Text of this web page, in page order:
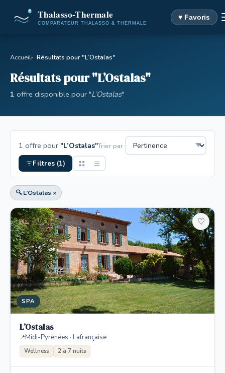
♥ Favoris
Accueil Résultats pour "L’Ostalas"
Résultats pour "L’Ostalas"
1 offre disponible pour "L’Ostalas"
1 offre pour "L’Ostalas"Trier par
Filtres (1)
🔍 L’Ostalas ×
SPA
♡
L’Ostalas
Midi-Pyrénées · Lafrançaise
Wellness 2 à 7 nuits